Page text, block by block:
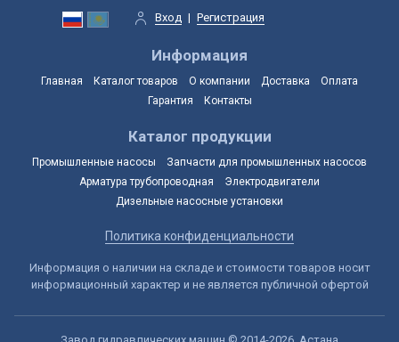
Вход | Регистрация
Информация
Главная Каталог товаров О компании Доставка
Оплата
Гарантия
Контакты
Каталог продукции
Промышленные насосы
Запчасти для промышленных насосов
Арматура трубопроводная
Электродвигатели
Дизельные насосные установки
Политика конфиденциальности
Информация о наличии на складе и стоимости товаров носит
информационный характер и не является публичной офертой